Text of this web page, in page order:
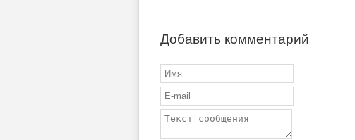
Добавить комментарий